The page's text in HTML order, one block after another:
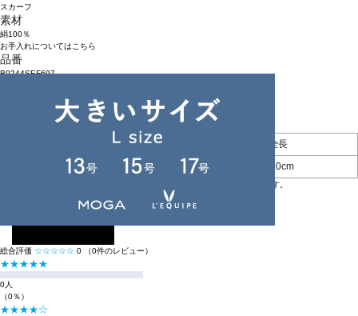
スカーフ
素材
絹100％
お手入れについてはこちら
品番
B0244SEF697
アイテムサイズ
幅
全長
67.0cm 66.0cm
※BIGI ONLINE STOREの商品は、独自の採寸方法により採寸をしております。
をご覧ください。
総合評価 ☆☆☆☆☆ 0 （0件のレビュー）
★★★★★
0人
（0％）
★★★★☆